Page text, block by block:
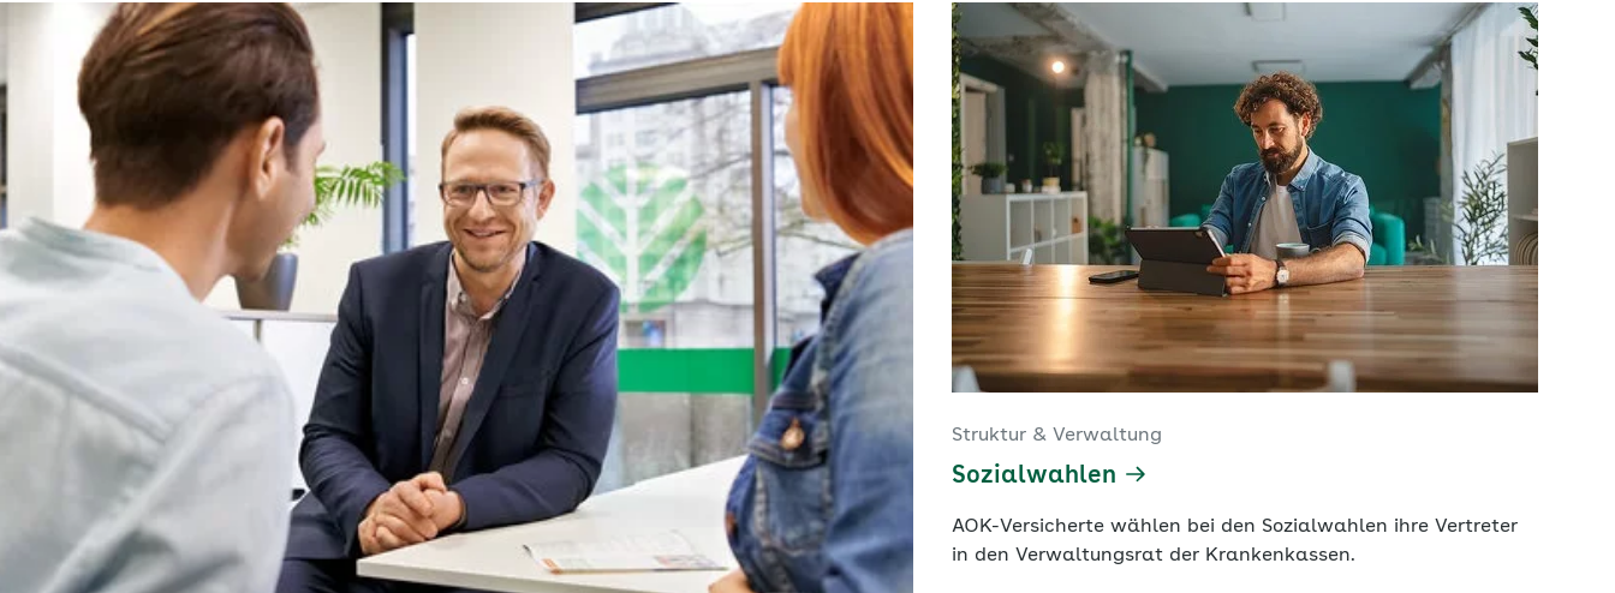
Struktur & Verwaltung
Sozialwahlen
AOK-Versicherte wählen bei den Sozialwahlen ihre Vertreter
in den Verwaltungsrat der Krankenkassen.